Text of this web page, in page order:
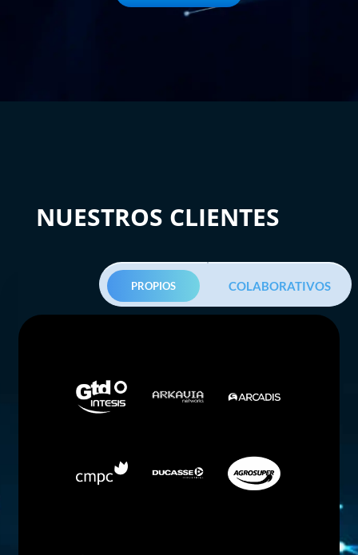
NUESTROS CLIENTES
PROPIOS COLABORATIVOS